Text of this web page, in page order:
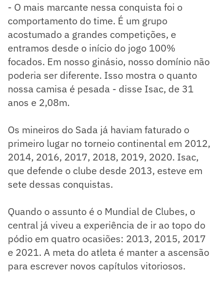
- O mais marcante nessa conquista foi o
comportamento do time. É um grupo
acostumado a grandes competições, e
entramos desde o início do jogo 100%
focados. Em nosso ginásio, nosso domínio não
poderia ser diferente. Isso mostra o quanto
nossa camisa é pesada - disse Isac, de 31
anos e 2,08m.
Os mineiros do Sada já haviam faturado o
primeiro lugar no torneio continental em 2012,
2014, 2016, 2017, 2018, 2019, 2020. Isac,
que defende o clube desde 2013, esteve em
sete dessas conquistas.
Quando o assunto é o Mundial de Clubes, o
central já viveu a experiência de ir ao topo do
pódio em quatro ocasiões: 2013, 2015, 2017
e 2021. A meta do atleta é manter a ascensão
para escrever novos capítulos vitoriosos.